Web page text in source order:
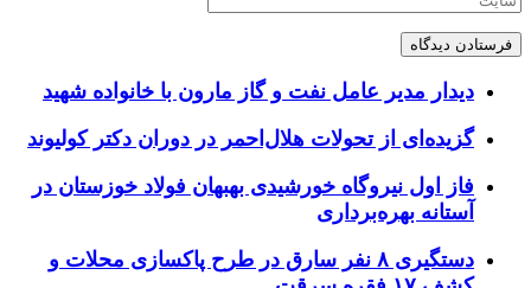
دیدار مدیر عامل نفت و گاز مارون با خانواده شهید
گزیده‌ای از تحولات هلال‌احمر در دوران دکتر کولیوند
فاز اول نیروگاه خورشیدی بهبهان فولاد خوزستان در
آستانه بهره‌برداری
دستگیری ۸ نفر سارق در طرح پاکسازی محلات و